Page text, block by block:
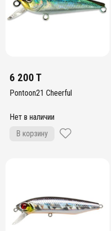
6 200 T
Pontoon21 Cheerful
Нет в наличии
В корзину